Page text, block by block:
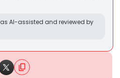
AI-assisted and reviewed by